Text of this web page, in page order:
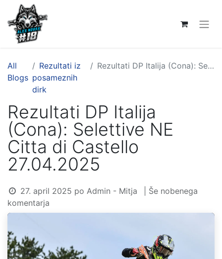
All
Blogs
Rezultati iz
posameznih
dirk
Rezultati DP Italija (Cona): Selettive NE Citta di Castello 27.04.2025
Rezultati DP Italija
(Cona): Selettive NE
Citta di Castello
27.04.2025
27. april 2025 po Admin - Mitja
| Še nobenega
komentarja